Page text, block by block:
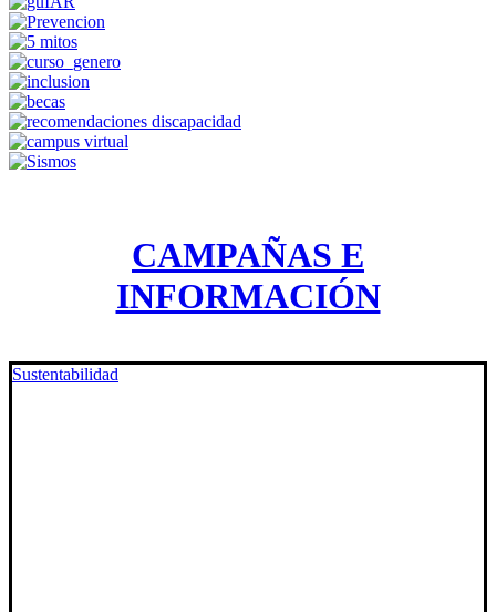
CAMPAÑAS E
INFORMACIÓN
Sustentabilidad